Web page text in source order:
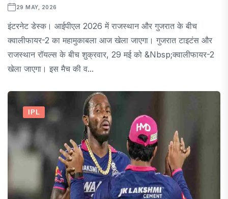
29 MAY, 2026
इंटरनेट डेस्क। आईपीएल 2026 में राजस्थान और गुजरात के बीच
क्वालीफायर-2 का महामुकाबला आज खेला जाएगा। गुजरात टाइटंस और
राजस्थान रॉयल्स के बीच शुक्रवार, 29 मई को &nbsp;क्वालीफायर-2
खेला जाएगा। इस मैच की व...
IPL